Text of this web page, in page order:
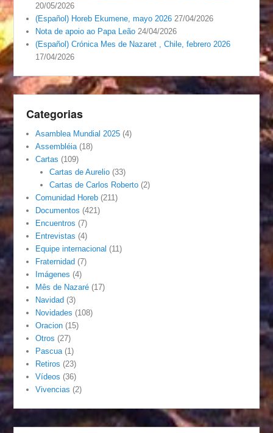
20/05/2026
(Español) Horeb Ekumene, mayo 2026 27/04/2026
Nota de apoio ao Papa Leão 24/04/2026
(Español) Crónica Mes de Nazaret , Chile, febrero 2026
17/04/2026
Categorias
Asamblea Mundial 2025 (4)
Assembléia (18)
Cartas (109)
Cartas de Aurelio(33)
Cartas de Carlos Roberto(2)
Comunidad Horeb (211)
Documentos (421)
Encuentros (7)
Entrevistas (4)
Equipe internacional (11)
Fraternidad (7)
Imágenes (4)
Mês de Nazaré (17)
Navidad (3)
Novidades (108)
Oracion (15)
Otros (27)
Pascua (1)
Retiros (23)
Vídeos (36)
Vivencias (2)